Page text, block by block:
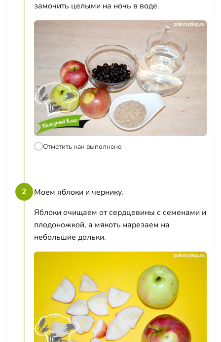
замочить целыми на ночь в воде.
Отметить как выполнено
2
Моем яблоки и чернику.
Яблоки очищаем от сердцевины с семенами и
плодоножкой, а мякоть нарезаем на
небольшие дольки.